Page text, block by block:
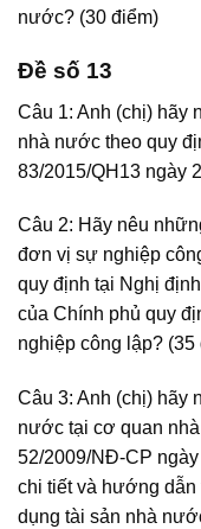
nước? (30 điểm)
Đề số 13
Câu 1: Anh (chị) hãy
nhà nước theo quy
83/2015/QH13 ngày
Câu 2: Hãy nêu
đơn vị sự nghiệp
quy định tại Nghị
của Chính phủ quy
nghiệp công lập? (35
Câu 3: Anh (chị) hãy
nước tại cơ quan
52/2009/NĐ-CP
chi tiết và hướng dẫn
dụng tài sản nhà